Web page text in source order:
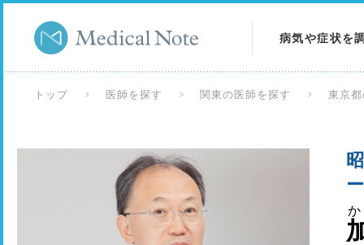
病気や症状を
検査を調べる
トップ 医師を探す 関東の医師を探す 東京